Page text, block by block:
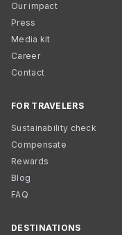
Our impact
Press
Media kit
Career
Contact
FOR TRAVELERS
Sustainability check
Compensate
Rewards
Blog
FAQ
DESTINATIONS